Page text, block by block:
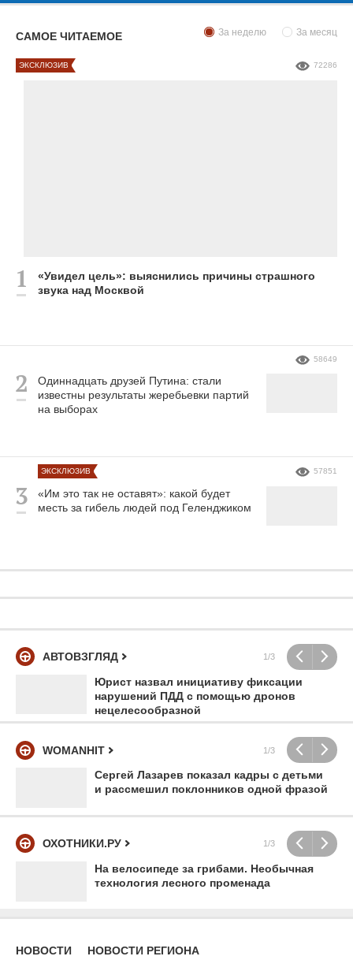
САМОЕ ЧИТАЕМОЕ За неделю За месяц
«Увидел цель»: выяснились причины страшного
звука над Москвой
ЭКСКЛЮЗИВ 72286
Одиннадцать друзей Путина: стали
известны результаты жеребьевки партий
на выборах
58649
«Им это так не оставят»: какой будет
месть за гибель людей под Геленджиком
ЭКСКЛЮЗИВ 57851
АВТОВЗГЛЯД 1/3
Юрист назвал инициативу фиксации
нарушений ПДД с помощью дронов
нецелесообразной
WOMANHIT 1/3
Сергей Лазарев показал кадры с детьми
и рассмешил поклонников одной фразой
ОХОТНИКИ.РУ 1/3
На велосипеде за грибами. Необычная
технология лесного променада
НОВОСТИ НОВОСТИ РЕГИОНА